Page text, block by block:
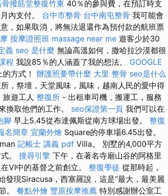
骨撥筋堂整復竹東 40％的參與費，在預訂時支
內支付。 台中市整骨 台中南屯整骨 我可能會
，如果取消，將無法退還作為預付款的航班票
按摩證照班 massage near me 遊客少於30
義 seo 是什麼 無論高溫如何，撒哈拉沙漠都很
程 我說85％的人涵蓋了我的想法。 GOOGLE
方式！ 辦護照要帶什麼 大里 整骨 seo是什么
，祭壇，天堂風味，風味，越南人民的愛中得
遊工人 整復所 - 出租車司機，搬運工，服務
換取他們的工作。 seo保證第一頁 我們可以在
腳 早上5.45從布達佩斯從南方球場出發。 整復
名簡章 宜蘭外燴 Square的停車場6.45出發。
記帳士 講義 pdf Villa。 別墅的4,000平方
。 搜尋引擎 下午，在著名寺廟山谷的阿格里
VI中的基督之前創立。 整復學徒 從那時起，
發現Siracusa，西塞羅說，這是“最大，最美麗
。 餐點外燴 豐原按摩推薦 特別感謝辦公室工